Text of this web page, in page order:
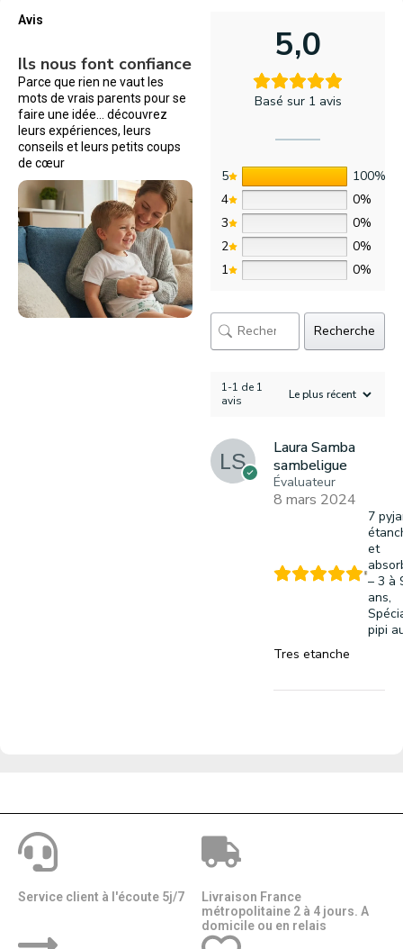
Avis
Ils nous font confiance
Parce que rien ne vaut les
mots de vrais parents pour se
faire une idée… découvrez
leurs expériences, leurs
conseils et leurs petits coups
de cœur
5,0
Basé sur 1 avis
5
100%
4
0%
3
0%
2
0%
1
0%
Recherche
1-1 de 1
avis
Laura Samba
sambeligue
Évaluateur
8 mars 2024
7
et
– 3 à
ans,
pipi
Tres etanche
Service client à l'écoute 5j/7
Livraison France
métropolitaine 2 à 4 jours. A
domicile ou en relais​​